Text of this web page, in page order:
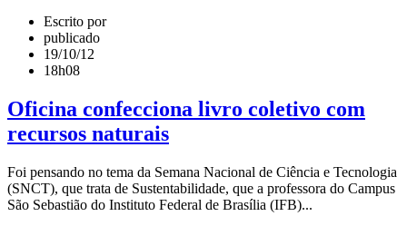
Escrito por
publicado
19/10/12
18h08
Oficina confecciona livro coletivo com
recursos naturais
Foi pensando no tema da Semana Nacional de Ciência e Tecnologia
(SNCT), que trata de Sustentabilidade, que a professora do Campus
São Sebastião do Instituto Federal de Brasília (IFB)...